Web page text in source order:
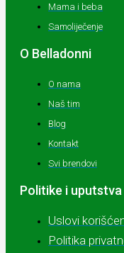
Mama i beba
Samoliječenje
O Belladonni
O nama
Naš tim
Blog
Kontakt
Svi brendovi
Politike i uputstva
Uslovi
Politika